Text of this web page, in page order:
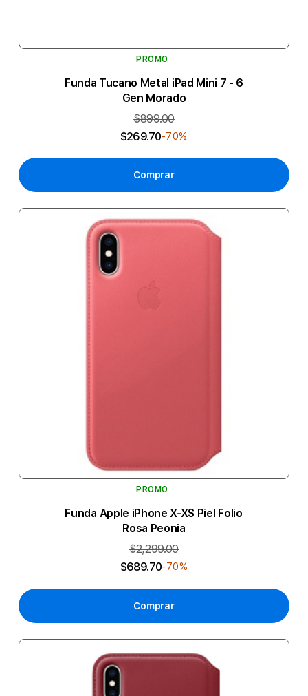
PROMO
Funda Tucano Metal iPad Mini 7 - 6
Gen Morado
$899.00
$269.70-70%
Comprar
PROMO
Funda Apple iPhone X-XS Piel Folio
Rosa Peonia
$2,299.00
$689.70-70%
Comprar